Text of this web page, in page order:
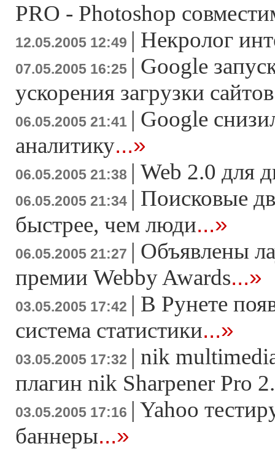
PRO - Photoshop
12.05.2005 12:49 | Некролог
07.05.2005 16:25 | Google
ускорения загрузки
06.05.2005 21:41 | Google
аналитику...»
06.05.2005 21:38 | Web 2.0 для
06.05.2005 21:34 | Поисковые
быстрее, чем люди...»
06.05.2005 21:27 | Объявлены
премии Webby Awards...»
03.05.2005 17:42 | В Рунете
система статистики...»
03.05.2005 17:32 | nik
плагин nik Sharpener Pro
03.05.2005 17:16 | Yahoo
баннеры...»